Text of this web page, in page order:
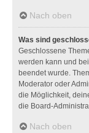
Nach oben
Was sind
Geschlossene
werden kann und
beendet wurde.
Moderator oder
die Möglichkeit,
die Board-
Nach oben